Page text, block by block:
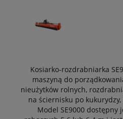
Kosiarko-rozdrabniarka
maszyną do
nieużytków rolnych,
na ściernisku po kukurydzy,
Model SE9000 dostępny